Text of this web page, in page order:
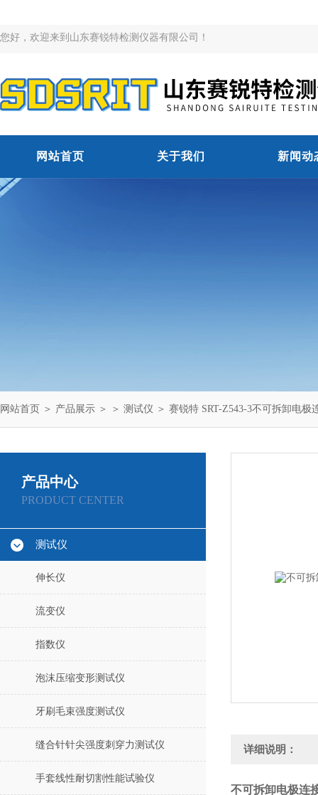
您好，欢迎来到山东赛锐特检测仪器有限公司！
网站首页 关于我们 新闻动
网站首页 ＞ 产品展示 ＞ ＞ 测试仪 ＞ 赛锐特 SRT-Z543-3不可拆卸电
产品中心
PRODUCT CENTER
测试仪
伸长仪
流变仪
指数仪
泡沫压缩变形测试仪
牙刷毛束强度测试仪
缝合针针尖强度刺穿力测试仪
手套线性耐切割性能试验仪
详细说明：
不可拆卸电极连